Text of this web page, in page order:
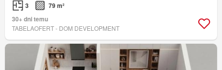
3
79 m²
30+ dni temu
TABELAOFERT - DOM DEVELOPMENT